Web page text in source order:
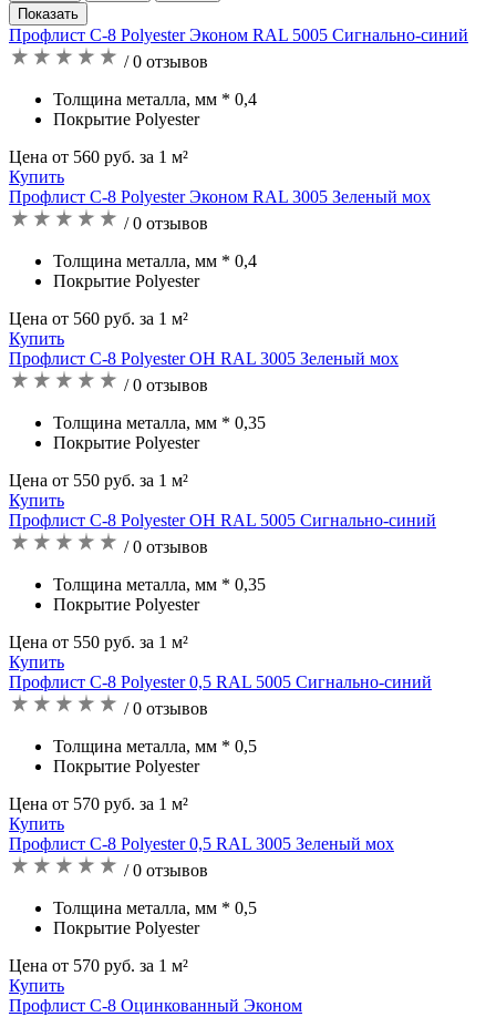
Профлист С-8 Polyester Эконом RAL 5005 Сигнально-синий
/ 0 отзывов
Толщина металла, мм * 0,4
Покрытие Polyester
Цена от 560 руб. за 1 м²
Купить
Профлист С-8 Polyester Эконом RAL 3005 Зеленый мох
/ 0 отзывов
Толщина металла, мм * 0,4
Покрытие Polyester
Цена от 560 руб. за 1 м²
Купить
Профлист С-8 Polyester OH RAL 3005 Зеленый мох
/ 0 отзывов
Толщина металла, мм * 0,35
Покрытие Polyester
Цена от 550 руб. за 1 м²
Купить
Профлист С-8 Polyester OH RAL 5005 Сигнально-синий
/ 0 отзывов
Толщина металла, мм * 0,35
Покрытие Polyester
Цена от 550 руб. за 1 м²
Купить
Профлист С-8 Polyester 0,5 RAL 5005 Сигнально-синий
/ 0 отзывов
Толщина металла, мм * 0,5
Покрытие Polyester
Цена от 570 руб. за 1 м²
Купить
Профлист С-8 Polyester 0,5 RAL 3005 Зеленый мох
/ 0 отзывов
Толщина металла, мм * 0,5
Покрытие Polyester
Цена от 570 руб. за 1 м²
Купить
Профлист C-8 Оцинкованный Эконом